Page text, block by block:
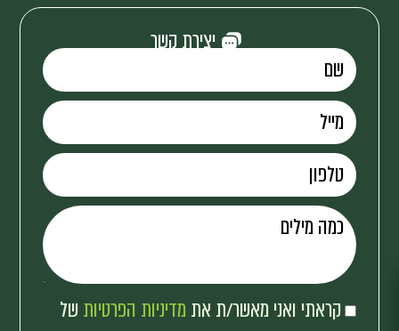
יצירת קשר
קראתי ואני מאשר/ת את מדיניות הפרטיות של